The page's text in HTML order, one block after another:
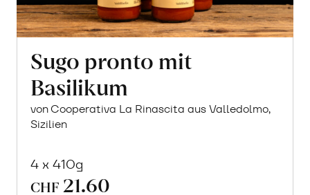
Sugo pronto mit
Basilikum
von Cooperativa La Rinascita aus Valledolmo,
Sizilien
4 x 410g
CHF 21.60